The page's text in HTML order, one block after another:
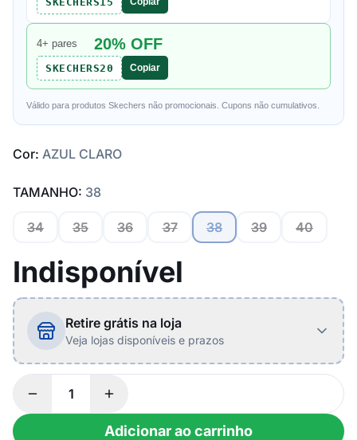
4+ pares 20% OFF
SKECHERS20 Copiar
Válido para produtos Skechers não promocionais. Cupons não cumulativos.
Cor: AZUL CLARO
TAMANHO: 38
34 35 36 37 38 39 40
Indisponível
Retire grátis na loja
Veja lojas disponíveis e prazos
Adicionar ao carrinho